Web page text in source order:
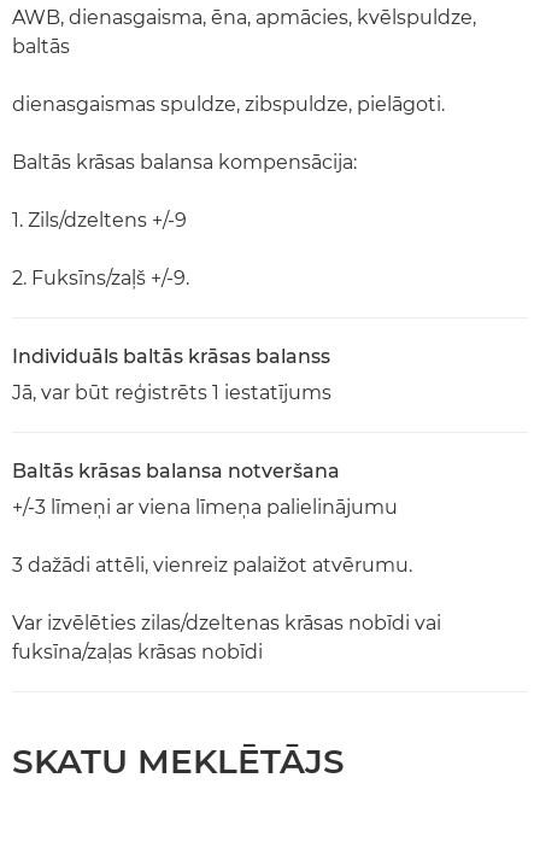
AWB, dienasgaisma, ēna, apmācies, kvēlspuldze,
baltās
dienasgaismas spuldze, zibspuldze, pielāgoti.
Baltās krāsas balansa kompensācija:
1. Zils/dzeltens +/-9
2. Fuksīns/zaļš +/-9.
Individuāls baltās krāsas balanss
Jā, var būt reģistrēts 1 iestatījums
Baltās krāsas balansa notveršana
+/-3 līmeņi ar viena līmeņa palielinājumu
3 dažādi attēli, vienreiz palaižot atvērumu.
Var izvēlēties zilas/dzeltenas krāsas nobīdi vai
fuksīna/zaļas krāsas nobīdi
SKATU MEKLĒTĀJS